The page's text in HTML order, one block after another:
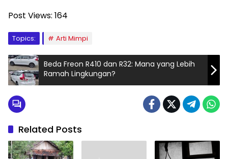
Post Views: 164
Topics: Arti Mimpi
Beda Freon R410 dan R32: Mana yang Lebih
Ramah Lingkungan?
Related Posts